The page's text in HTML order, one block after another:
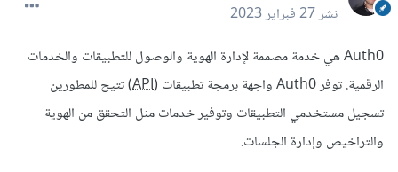
نشر27 فبراير 2023
Auth0 هي خدمة مصممة لإدارة الهوية والوصول للتطبيقات والخدمات
الرقمية. توفر Auth0 واجهة برمجة تطبيقات (
API) تتيح للمطورين
تسجيل مستخدمي التطبيقات وتوفير خدمات مثل التحقق من الهوية
والتراخيص وإدارة الجلسات.